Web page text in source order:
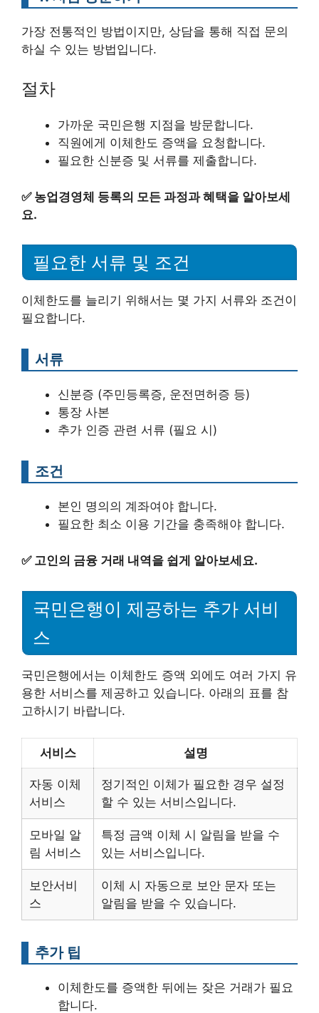
가장 전통적인 방법이지만, 상담을 통해 직접 문의
하실 수 있는 방법입니다.
절차
가까운 국민은행 지점을 방문합니다.
직원에게 이체한도 증액을 요청합니다.
필요한 신분증 및 서류를 제출합니다.
✅ 농업경영체 등록의 모든 과정과 혜택을 알아보세
요.
필요한 서류 및 조건
이체한도를 늘리기 위해서는 몇 가지 서류와 조건이
필요합니다.
서류
신분증 (주민등록증, 운전면허증 등)
통장 사본
추가 인증 관련 서류 (필요 시)
조건
본인 명의의 계좌여야 합니다.
필요한 최소 이용 기간을 충족해야 합니다.
✅ 고인의 금융 거래 내역을 쉽게 알아보세요.
국민은행이 제공하는 추가 서비
스
국민은행에서는 이체한도 증액 외에도 여러 가지 유
용한 서비스를 제공하고 있습니다. 아래의 표를 참
고하시기 바랍니다.
서비스 설명
자동 이체
서비스
정기적인 이체가 필요한 경우 설정
할 수 있는 서비스입니다.
모바일 알
림 서비스
특정 금액 이체 시 알림을 받을 수
있는 서비스입니다.
보안서비
스
이체 시 자동으로 보안 문자 또는
알림을 받을 수 있습니다.
추가 팁
이체한도를 증액한 뒤에는 잦은 거래가 필요
합니다.